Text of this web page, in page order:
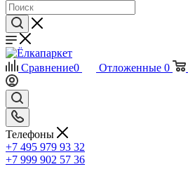
Сравнение0 Отложенные 0
Телефоны
+7 495 979 93 32
+7 999 902 57 36